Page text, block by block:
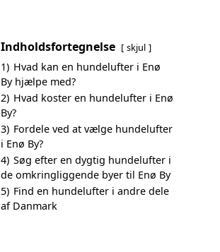
Indholdsfortegnelse skjul
1) Hvad kan en hundelufter i Enø
By hjælpe med?
2) Hvad koster en hundelufter i Enø
By?
3) Fordele ved at vælge hundelufter
i Enø By?
4) Søg efter en dygtig hundelufter i
de omkringliggende byer til Enø By
5) Find en hundelufter i andre dele
af Danmark